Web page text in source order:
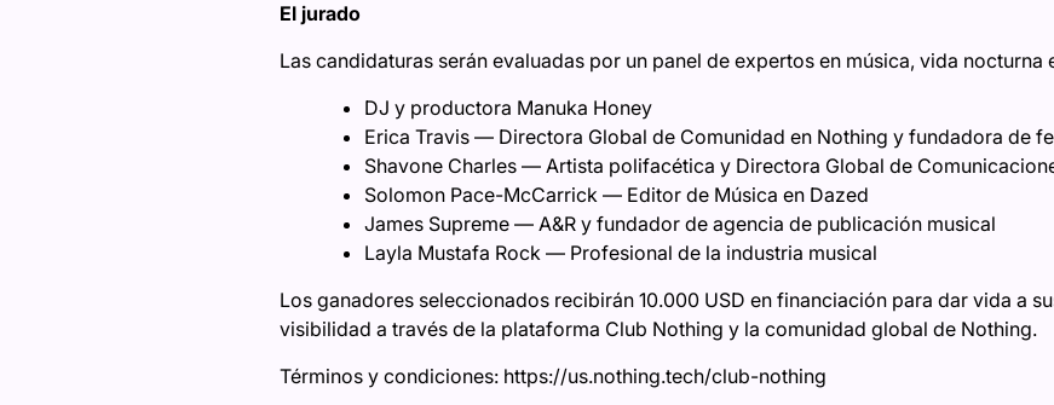
El jurado
Las candidaturas serán evaluadas por un panel de expertos en música, vida nocturna
DJ y productora Manuka Honey
Erica Travis — Directora Global de Comunidad en Nothing y fundadora de
Shavone Charles — Artista polifacética y Directora Global de
Solomon Pace-McCarrick — Editor de Música en Dazed
James Supreme — A&R y fundador de agencia de publicación musical
Layla Mustafa Rock — Profesional de la industria musical
Los ganadores seleccionados recibirán 10.000 USD en financiación para dar vida a
visibilidad a través de la plataforma Club Nothing y la comunidad global de Nothing.
Términos y condiciones: https://us.nothing.tech/club-nothing